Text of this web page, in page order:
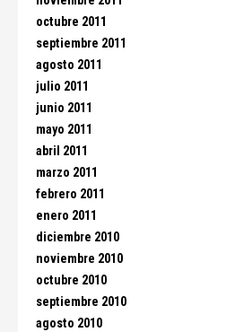
octubre 2011
septiembre 2011
agosto 2011
julio 2011
junio 2011
mayo 2011
abril 2011
marzo 2011
febrero 2011
enero 2011
diciembre 2010
noviembre 2010
octubre 2010
septiembre 2010
agosto 2010